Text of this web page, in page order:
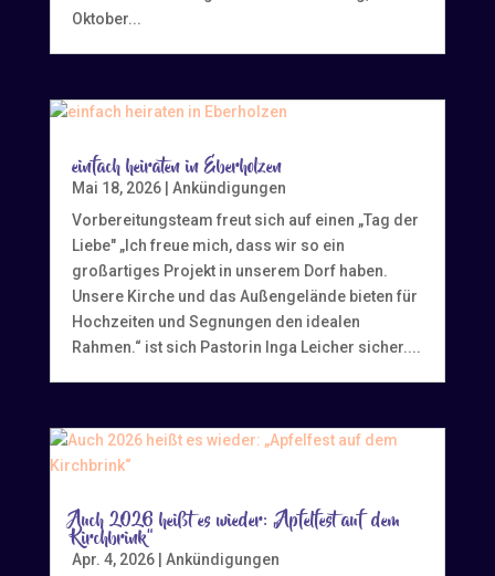
Oktober...
einfach heiraten in Eberholzen
Mai 18, 2026| Ankündigungen
Vorbereitungsteam freut sich auf einen „Tag der
Liebe" „Ich freue mich, dass wir so ein
großartiges Projekt in unserem Dorf haben.
Unsere Kirche und das Außengelände bieten für
Hochzeiten und Segnungen den idealen
Rahmen.“ ist sich Pastorin Inga Leicher sicher....
Auch 2026 heißt es wieder: „Apfelfest auf dem
Kirchbrink“
Apr. 4, 2026| Ankündigungen